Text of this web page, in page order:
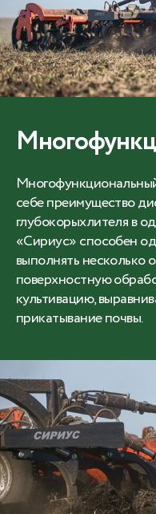
себе преимущество
глубокорыхлителя в
«Сириус» способен
выполнять несколько
поверхностную
культивацию,
прикатывание почвы.